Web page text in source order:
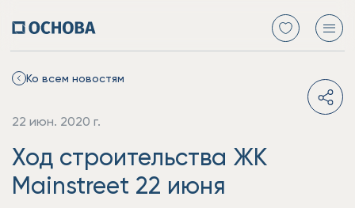
Ко всем новостям
22 июн. 2020 г.
Ход строительства ЖК
Mainstreet 22 июня